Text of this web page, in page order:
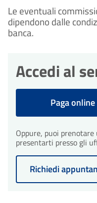
Le eventuali
dipendono dalle
banca.
Accedi al
Paga online
Oppure, puoi
presentarti presso gli
Richiedi